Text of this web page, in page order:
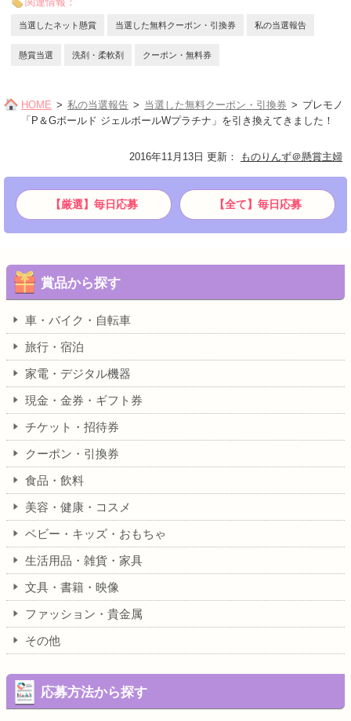
当選したネット懸賞 当選した無料クーポン・引換券 私の当選報告
懸賞当選 洗剤・柔軟剤 クーポン・無料券
HOME 私の当選報告 当選した無料クーポン・引換券
プレモノ
「P＆Gボールド ジェルボールWプラチナ」を引き換えてきました！
2016年11月13日 更新 ： ものりんず＠懸賞主婦
【厳選】毎日応募 【全て】毎日応募
賞品から探す
車・バイク・自転車
旅行・宿泊
家電・デジタル機器
現金・金券・ギフト券
チケット・招待券
クーポン・引換券
食品・飲料
美容・健康・コスメ
ベビー・キッズ・おもちゃ
生活用品・雑貨・家具
文具・書籍・映像
ファッション・貴金属
その他
応募方法から探す